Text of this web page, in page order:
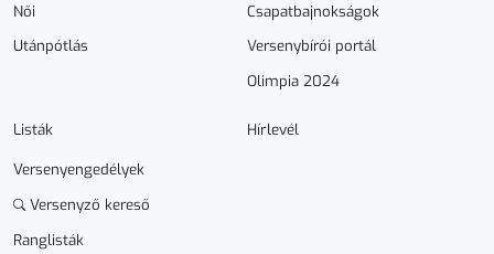
Női
Utánpótlás
Csapatbajnokságok
Versenybírói portál
Olimpia 2024
Listák
Versenyengedélyek
Versenyző kereső
Ranglisták
Hírlevél